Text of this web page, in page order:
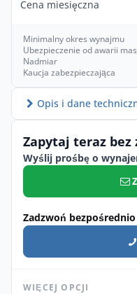
Cena miesięczna
Minimalny okres wynajmu
Ubezpieczenie od awarii
Nadmiar
Kaucja zabezpieczająca
Opis i dane
Zapytaj teraz bez
Wyślij prośbę o
Zadzwoń
WIĘCEJ OPCJI